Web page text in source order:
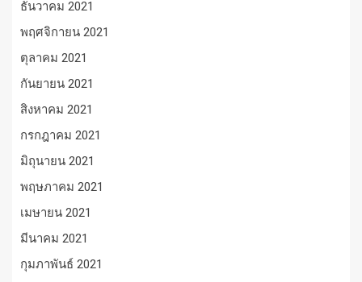
ธันวาคม 2021
พฤศจิกายน 2021
ตุลาคม 2021
กันยายน 2021
สิงหาคม 2021
กรกฎาคม 2021
มิถุนายน 2021
พฤษภาคม 2021
เมษายน 2021
มีนาคม 2021
กุมภาพันธ์ 2021